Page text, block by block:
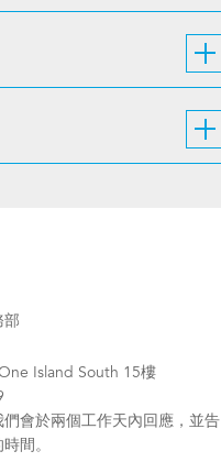
Island South 15樓
會於兩個工作天內回應，並告
間。